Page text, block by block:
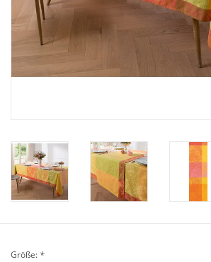
Tisch & Küche
Kinder
Accessoires Spa
Angebote
Größe: *